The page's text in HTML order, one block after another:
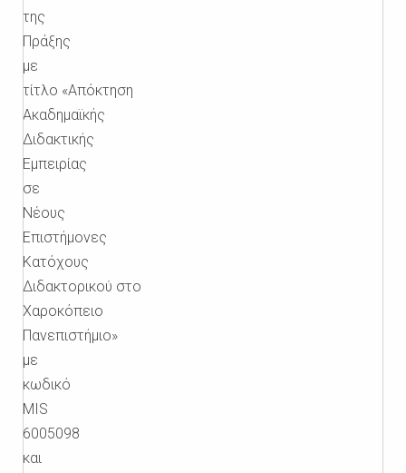
της
Πράξης
με
τίτλο «Απόκτηση
Ακαδημαϊκής
Διδακτικής
Εμπειρίας
σε
Νέους
Επιστήμονες
Κατόχους
Διδακτορικού στο
Χαροκόπειο
Πανεπιστήμιο»
με
κωδικό
MIS
6005098
και